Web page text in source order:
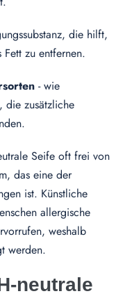
die hilft,
Fett zu entfernen.
- wie
die zusätzliche
Seife oft frei von
das eine der
ist. Künstliche
allergische
weshalb
werden.
neutrale